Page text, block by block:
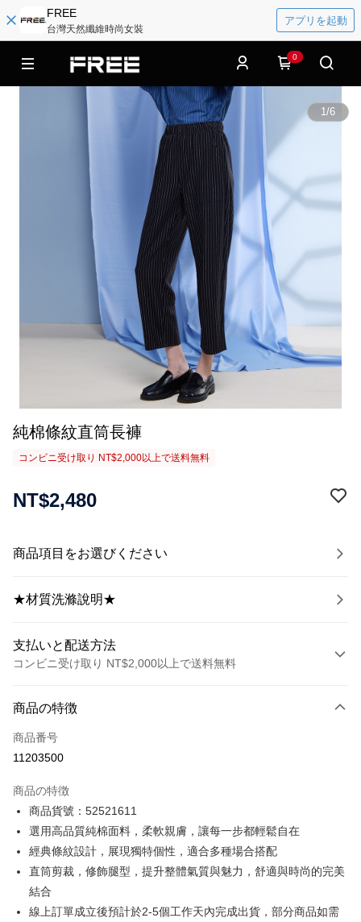
FREE
台灣天然纖維時尚女裝
アプリを起動
0
1/6
純棉條紋直筒長褲
コンビニ受け取り NT$2,000以上で送料無料
NT$2,480
商品項目をお選びください
★材質洗滌說明★
支払いと配送方法
コンビニ受け取り NT$2,000以上で送料無料
クレジットカード1回払い
クレジットカード分割払い
合作金庫商業銀行
華南商業銀行
上海商業儲蓄銀行
台北富邦商業銀行
国泰世華商業銀行
兆豐國際商業銀行
台湾中小企業銀行
台中商業銀行
聯邦商業銀行
元大商業銀行
永豐商業銀行
6回払い、金利0、毎回
合作金庫商業銀行
華南商業銀行
彰化商業銀行
上海商業儲蓄銀行
台北富邦商業銀行
国泰世華商業銀行
兆豐國際商業銀行
台湾中小企業銀行
HSBC(台湾)商業銀行
華泰商業銀行
12回払い、金利0、毎回
合作金庫商業銀行
第一商業銀行
上海商業儲蓄銀行
台北富邦商業銀行
国泰世華商業銀行
台湾中小企業銀行
台中商業銀行
コンビニ店頭代金引換
LINE Pay
Apple Pay
商品の特徴
商品番号
11203500
商品の特徴
商品貨號：52521611
選用高品質純棉面料，柔軟親膚，讓每一步都輕鬆自在
經典條紋設計，展現獨特個性，適合多種場合搭配
直筒剪裁，修飾腿型，提升整體氣質與魅力，舒適與時尚的完美
結合
線上訂單成立後預計於2-5個工作天內完成出貨，部分商品如需